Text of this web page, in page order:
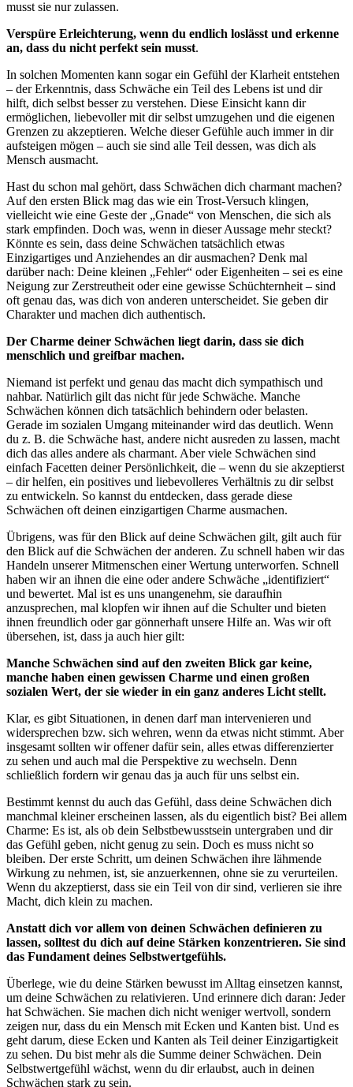
musst sie nur zulassen.
Verspüre Erleichterung, wenn du endlich loslässt und erkenne
an, dass du nicht perfekt sein musst.
In solchen Momenten kann sogar ein Gefühl der Klarheit entstehen
– der Erkenntnis, dass Schwäche ein Teil des Lebens ist und dir
hilft, dich selbst besser zu verstehen. Diese Einsicht kann dir
ermöglichen, liebevoller mit dir selbst umzugehen und die eigenen
Grenzen zu akzeptieren. Welche dieser Gefühle auch immer in dir
aufsteigen mögen – auch sie sind alle Teil dessen, was dich als
Mensch ausmacht.
Hast du schon mal gehört, dass Schwächen dich charmant machen?
Auf den ersten Blick mag das wie ein Trost-Versuch klingen,
vielleicht wie eine Geste der „Gnade“ von Menschen, die sich als
stark empfinden. Doch was, wenn in dieser Aussage mehr steckt?
Könnte es sein, dass deine Schwächen tatsächlich etwas
Einzigartiges und Anziehendes an dir ausmachen? Denk mal
darüber nach: Deine kleinen „Fehler“ oder Eigenheiten – sei es eine
Neigung zur Zerstreutheit oder eine gewisse Schüchternheit – sind
oft genau das, was dich von anderen unterscheidet. Sie geben dir
Charakter und machen dich authentisch.
Der Charme deiner Schwächen liegt darin, dass sie dich
menschlich und greifbar machen.
Niemand ist perfekt und genau das macht dich sympathisch und
nahbar. Natürlich gilt das nicht für jede Schwäche. Manche
Schwächen können dich tatsächlich behindern oder belasten.
Gerade im sozialen Umgang miteinander wird das deutlich. Wenn
du z. B. die Schwäche hast, andere nicht ausreden zu lassen, macht
dich das alles andere als charmant. Aber viele Schwächen sind
einfach Facetten deiner Persönlichkeit, die – wenn du sie akzeptierst
– dir helfen, ein positives und liebevolleres Verhältnis zu dir selbst
zu entwickeln. So kannst du entdecken, dass gerade diese
Schwächen oft deinen einzigartigen Charme ausmachen.
Übrigens, was für den Blick auf deine Schwächen gilt, gilt auch für
den Blick auf die Schwächen der anderen. Zu schnell haben wir das
Handeln unserer Mitmenschen einer Wertung unterworfen. Schnell
haben wir an ihnen die eine oder andere Schwäche „identifiziert“
und bewertet. Mal ist es uns unangenehm, sie daraufhin
anzusprechen, mal klopfen wir ihnen auf die Schulter und bieten
ihnen freundlich oder gar gönnerhaft unsere Hilfe an. Was wir oft
übersehen, ist, dass ja auch hier gilt:
Manche Schwächen sind auf den zweiten Blick gar keine,
manche haben einen gewissen Charme und einen großen
sozialen Wert, der sie wieder in ein ganz anderes Licht stellt.
Klar, es gibt Situationen, in denen darf man intervenieren und
widersprechen bzw. sich wehren, wenn da etwas nicht stimmt. Aber
insgesamt sollten wir offener dafür sein, alles etwas differenzierter
zu sehen und auch mal die Perspektive zu wechseln. Denn
schließlich fordern wir genau das ja auch für uns selbst ein.
Bestimmt kennst du auch das Gefühl, dass deine Schwächen dich
manchmal kleiner erscheinen lassen, als du eigentlich bist? Bei allem
Charme: Es ist, als ob dein Selbstbewusstsein untergraben und dir
das Gefühl geben, nicht genug zu sein. Doch es muss nicht so
bleiben. Der erste Schritt, um deinen Schwächen ihre lähmende
Wirkung zu nehmen, ist, sie anzuerkennen, ohne sie zu verurteilen.
Wenn du akzeptierst, dass sie ein Teil von dir sind, verlieren sie ihre
Macht, dich klein zu machen.
Anstatt dich vor allem von deinen Schwächen definieren zu
lassen, solltest du dich auf deine Stärken konzentrieren. Sie sind
das Fundament deines Selbstwertgefühls.
Überlege, wie du deine Stärken bewusst im Alltag einsetzen kannst,
um deine Schwächen zu relativieren. Und erinnere dich daran: Jeder
hat Schwächen. Sie machen dich nicht weniger wertvoll, sondern
zeigen nur, dass du ein Mensch mit Ecken und Kanten bist. Und es
geht darum, diese Ecken und Kanten als Teil deiner Einzigartigkeit
zu sehen. Du bist mehr als die Summe deiner Schwächen. Dein
Selbstwertgefühl wächst, wenn du dir erlaubst, auch in deinen
Schwächen stark zu sein.